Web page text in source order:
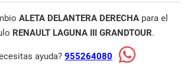
ALETA DELANTERA DERECHA para el
RENAULT LAGUNA III GRANDTOUR.
ayuda? 955264080